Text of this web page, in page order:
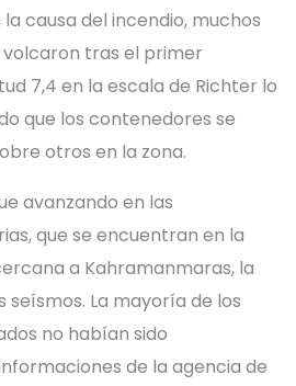
causa del incendio, muchos
tras el primer
7,4 en la escala de Richter lo
que los contenedores se
otros en la zona.
avanzando en las
que se encuentran en la
a Kahramanmaras, la
La mayoría de los
no habían sido
de la agencia de